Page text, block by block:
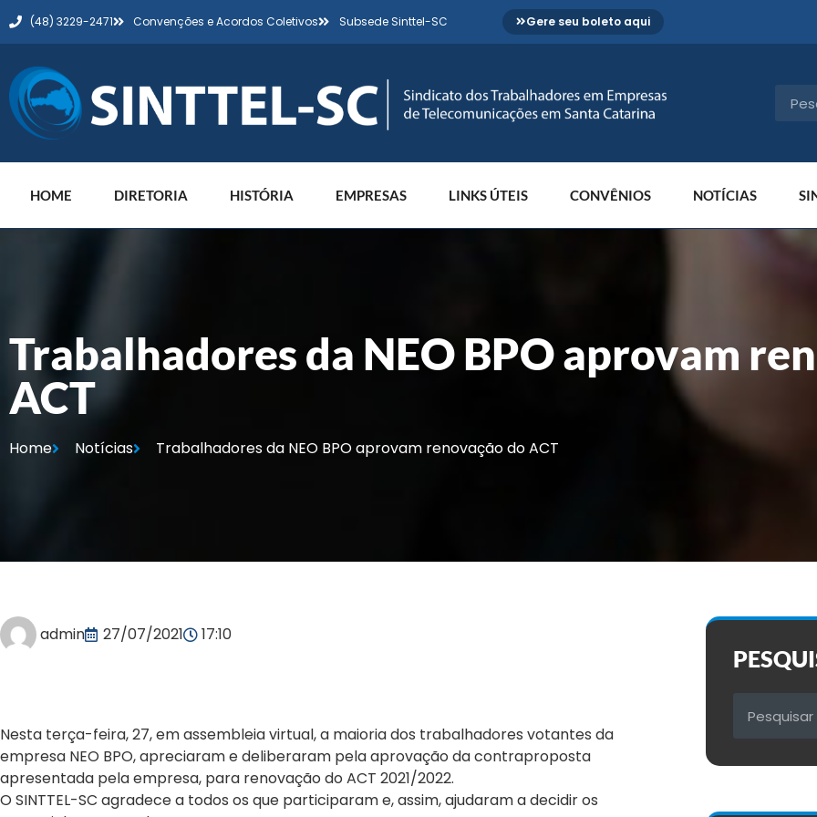
(48) 3229-2471 Convenções e Acordos Coletivos Subsede Sinttel-SC Gere seu boleto aqui
HOME DIRETORIA HISTÓRIA EMPRESAS LINKS ÚTEIS CONVÊNIOS NOTÍCIAS
Trabalhadores da NEO BPO aprovam
ACT
Home Notícias Trabalhadores da NEO BPO aprovam renovação do ACT
admin 27/07/2021 17:10
Nesta terça-feira, 27, em assembleia virtual, a maioria dos trabalhadores votantes da
empresa NEO BPO, apreciaram e deliberaram pela aprovação da contraproposta
apresentada pela empresa, para renovação do ACT 2021/2022.
O SINTTEL-SC agradece a todos os que participaram e, assim, ajudaram a decidir os